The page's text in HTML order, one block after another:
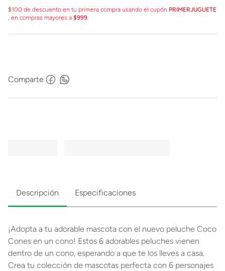
$100 de descuento en tu primera compra usando el cupón PRIMERJUGUETE
, en compras mayores a $999.
Comparte
Descripción Especificaciones
¡Adopta a tu adorable mascota con el nuevo peluche Coco
Cones en un cono! Estos 6 adorables peluches vienen
dentro de un cono, esperando a que te los lleves a casa.
Crea tu colección de mascotas perfecta con 6 personajes